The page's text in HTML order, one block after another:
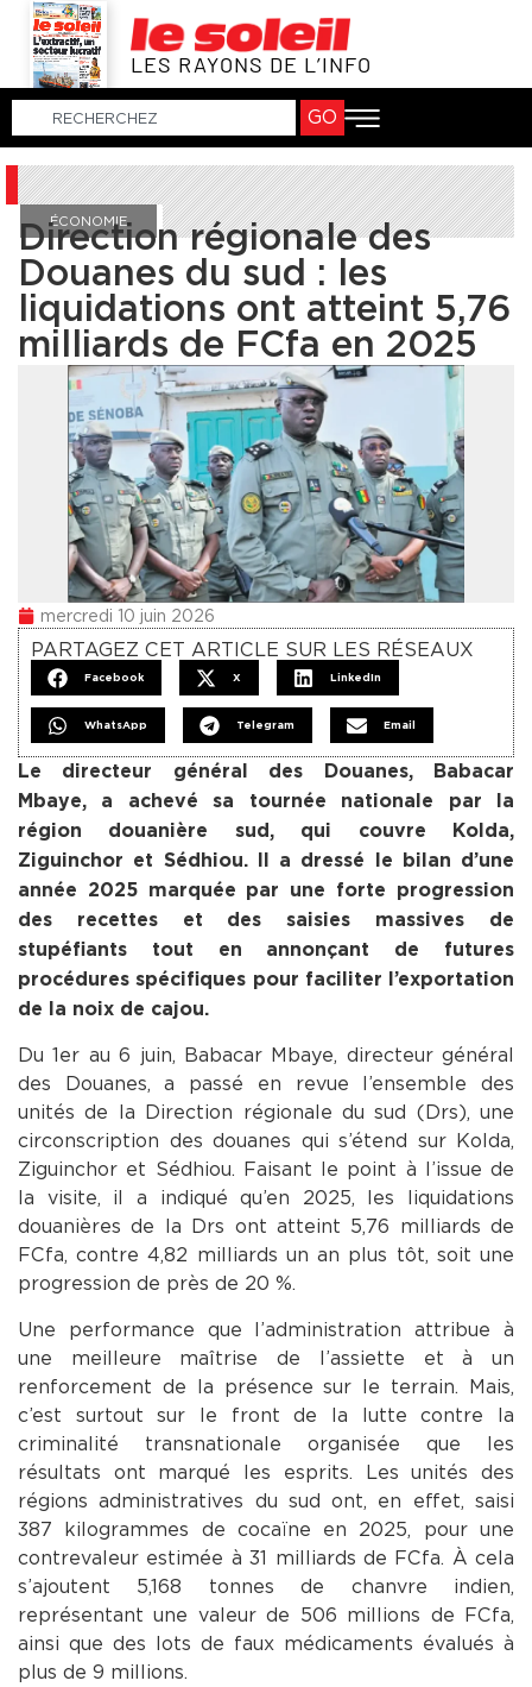
LES RAYONS DE L’INFO
GO
ÉCONOMIE
Direction régionale des
Douanes du sud : les
liquidations ont atteint 5,76
milliards de FCfa en 2025
mercredi 10 juin 2026
PARTAGEZ CET ARTICLE SUR LES RÉSEAUX
Facebook X LinkedIn
WhatsApp Telegram Email
Le directeur général des Douanes, Babacar
Mbaye, a achevé sa tournée nationale par la
région douanière sud, qui couvre Kolda,
Ziguinchor et Sédhiou. Il a dressé le bilan d’une
année 2025 marquée par une forte progression
des recettes et des saisies massives de
stupéfiants tout en annonçant de futures
procédures spécifiques pour faciliter l’exportation
de la noix de cajou.
Du 1er au 6 juin, Babacar Mbaye, directeur général
des Douanes, a passé en revue l’ensemble des
unités de la Direction régionale du sud (Drs), une
circonscription des douanes qui s’étend sur Kolda,
Ziguinchor et Sédhiou. Faisant le point à l’issue de
la visite, il a indiqué qu’en 2025, les liquidations
douanières de la Drs ont atteint 5,76 milliards de
FCfa, contre 4,82 milliards un an plus tôt, soit une
progression de près de 20 %.
Une performance que l’administration attribue à
une meilleure maîtrise de l’assiette et à un
renforcement de la présence sur le terrain. Mais,
c’est surtout sur le front de la lutte contre la
criminalité transnationale organisée que les
résultats ont marqué les esprits. Les unités des
régions administratives du sud ont, en effet, saisi
387 kilogrammes de cocaïne en 2025, pour une
contrevaleur estimée à 31 milliards de FCfa. À cela
s’ajoutent 5,168 tonnes de chanvre indien,
représentant une valeur de 506 millions de FCfa,
ainsi que des lots de faux médicaments évalués à
plus de 9 millions.